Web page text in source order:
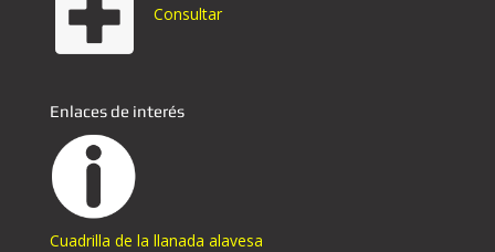
Consultar
Enlaces de interés
Cuadrilla de la llanada alavesa